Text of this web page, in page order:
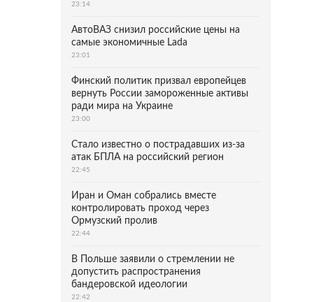
23:14
АвтоВАЗ снизил российские цены на
самые экономичные Lada
23:01
Финский политик призвал европейцев
вернуть России замороженные активы
ради мира на Украине
23:00
Стало известно о пострадавших из-за
атак БПЛА на российский регион
22:45
Иран и Оман собрались вместе
контролировать проход через
Ормузский пролив
22:44
В Польше заявили о стремлении не
допустить распространения
бандеровской идеологии
22:42